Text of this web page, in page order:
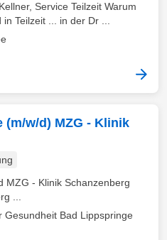
Service Teilzeit Warum
in Teilzeit ... in der Dr ...
(m/w/d) MZG - Klinik
MZG - Klinik Schanzenberg
...
Gesundheit Bad Lippspringe